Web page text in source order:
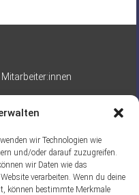
wir Technologien wie
und/oder darauf zuzugreifen.
wir Daten wie das
verarbeiten. Wenn du deine
können bestimmte Merkmale
Mitarbeiter:innen